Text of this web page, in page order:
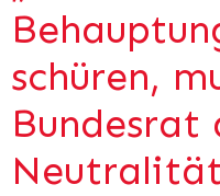
schüren,
Bundesrat